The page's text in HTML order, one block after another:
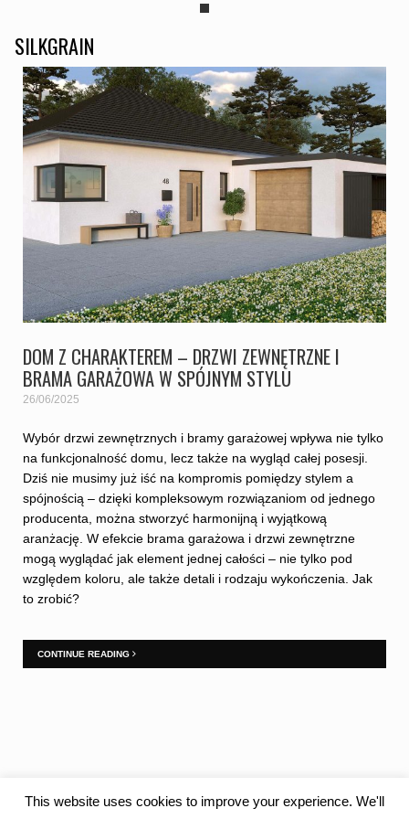
SILKGRAIN
DOM Z CHARAKTEREM – DRZWI ZEWNĘTRZNE I
BRAMA GARAŻOWA W SPÓJNYM STYLU
26/06/2025
Wybór drzwi zewnętrznych i bramy garażowej wpływa nie tylko
na funkcjonalność domu, lecz także na wygląd całej posesji.
Dziś nie musimy już iść na kompromis pomiędzy stylem a
spójnością – dzięki kompleksowym rozwiązaniom od jednego
producenta, można stworzyć harmonijną i wyjątkową
aranżację. W efekcie brama garażowa i drzwi zewnętrzne
mogą wyglądać jak element jednej całości – nie tylko pod
względem koloru, ale także detali i rodzaju wykończenia. Jak
to zrobić?
CONTINUE READING
This website uses cookies to improve your experience. We'll